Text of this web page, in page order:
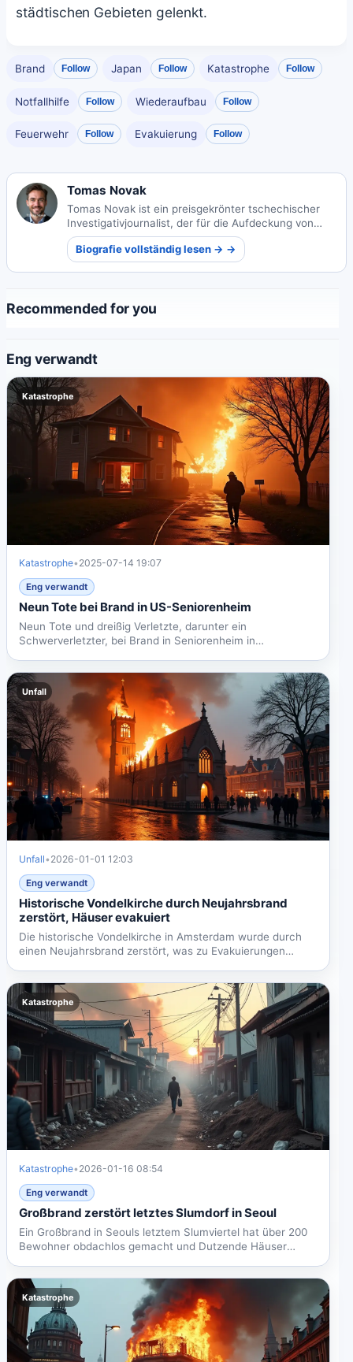
städtischen Gebieten gelenkt.
Brand Follow Japan Follow Katastrophe Follow
Notfallhilfe Follow Wiederaufbau Follow
Feuerwehr Follow Evakuierung Follow
Tomas Novak
Tomas Novak ist ein preisgekrönter tschechischer
Investigativjournalist, der für die Aufdeckung von
Europas organisierten Kriminalitätsnetzwerken
bekannt ist. Seine furchtlose Berichterstattung hat
internationale Ermittlungen ausgelöst und
Biografie vollständig lesen → →
Recommended for you
Eng verwandt
Katastrophe
Katastrophe• 2025-07-14 19:07
Eng verwandt
Neun Tote bei Brand in US-Seniorenheim
Neun Tote und dreißig Verletzte, darunter ein
Schwerverletzter, bei Brand in Seniorenheim in
Unfall
Unfall• 2026-01-01 12:03
Eng verwandt
Historische Vondelkirche durch Neujahrsbrand
zerstört, Häuser evakuiert
Die historische Vondelkirche in Amsterdam wurde durch
einen Neujahrsbrand zerstört, was zu Evakuierungen
Katastrophe
Katastrophe• 2026-01-16 08:54
Eng verwandt
Großbrand zerstört letztes Slumdorf in Seoul
Ein Großbrand in Seouls letztem Slumviertel hat über 200
Bewohner obdachlos gemacht und Dutzende Häuser
Katastrophe